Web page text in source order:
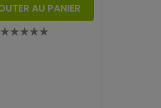
AU PANIER